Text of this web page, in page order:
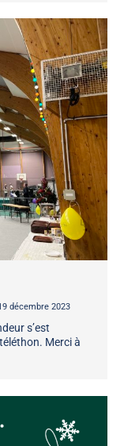
décembre 2023
s’est
Merci à